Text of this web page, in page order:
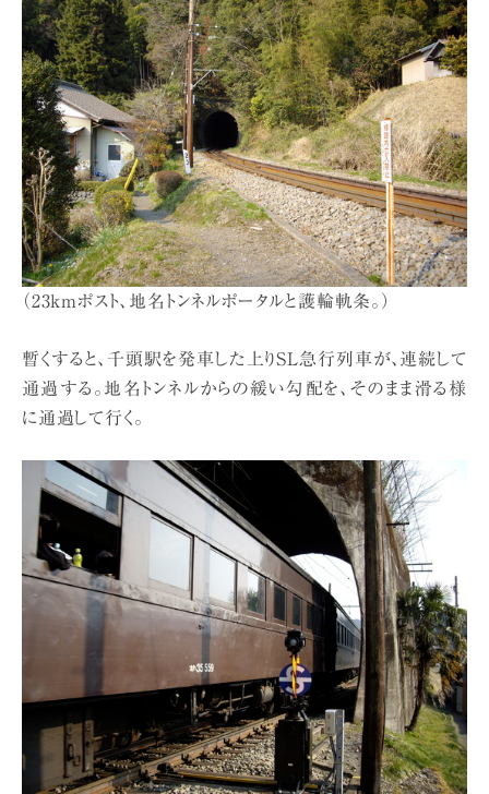
（23kmポスト、地名トンネルポータルと護輪軌条。）
暫くすると、千頭駅を発車した上りSL急行列車が、連続して
通過する。地名トンネルからの緩い勾配を、そのまま滑る様
に通過して行く。